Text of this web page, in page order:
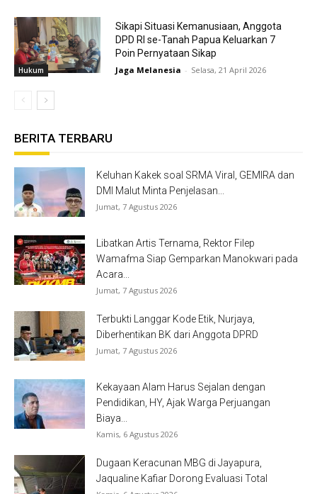
Hukum
Sikapi Situasi Kemanusiaan, Anggota
DPD RI se-Tanah Papua Keluarkan 7
Poin Pernyataan Sikap
Jaga Melanesia - Selasa, 21 April 2026
BERITA TERBARU
Keluhan Kakek soal SRMA Viral, GEMIRA dan
DMI Malut Minta Penjelasan...
Jumat, 7 Agustus 2026
Libatkan Artis Ternama, Rektor Filep
Wamafma Siap Gemparkan Manokwari pada
Acara...
Jumat, 7 Agustus 2026
Terbukti Langgar Kode Etik, Nurjaya,
Diberhentikan BK dari Anggota DPRD
Jumat, 7 Agustus 2026
Kekayaan Alam Harus Sejalan dengan
Pendidikan, HY, Ajak Warga Perjuangan
Biaya...
Kamis, 6 Agustus 2026
Dugaan Keracunan MBG di Jayapura,
Jaqualine Kafiar Dorong Evaluasi Total